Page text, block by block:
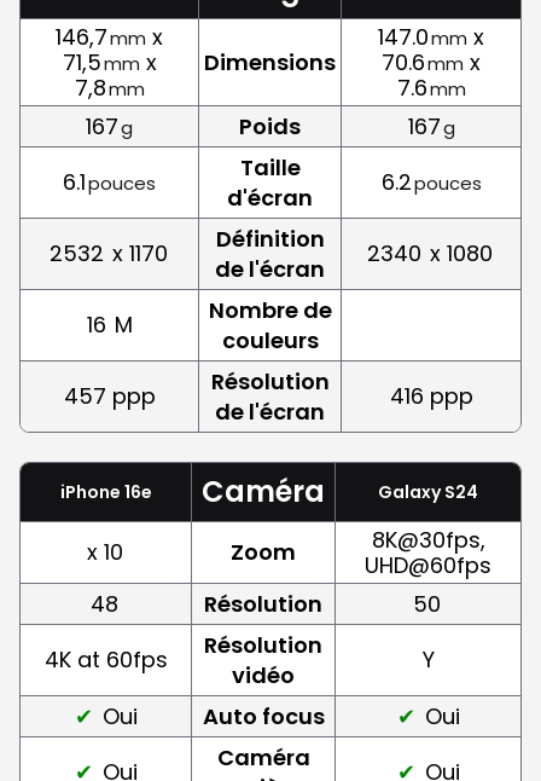
146,7mm x
71,5mm x
7,8mm
Dimensions
147.0mm x
70.6mm x
7.6mm
167g Poids 167g
6.1pouces
Taille
d'écran
6.2pouces
2532 x 1170
Définition
de l'écran
2340 x 1080
16 M
Nombre de
couleurs
457 ppp
Résolution
de l'écran
416 ppp
iPhone 16e Caméra Galaxy S24
x 10 Zoom
8K@30fps,
UHD@60fps
48
Résolution
50
4K at 60fps
Résolution
vidéo
Y
Oui
Auto focus
Oui
Oui
Caméra
Oui